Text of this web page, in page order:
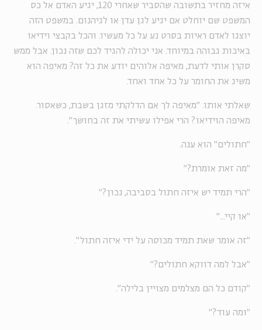
איזה מחזיר בתשובה שהסביר שאחרי 120, יגיע האדם אל כס
המשפט שם יוחלט אם יגיע לגן עדן או לגיהנום. במשפט הזה
יוצגו לאדם ראיות בסרט נע על כל מעשיו. והכל בקבצי וידיאו
באיכות גבוהה במיוחד. אני יכולה להגיד לכם שזה נכון. אבל ממש
סקרן אותי לדעת, מאיפה אלוהים יודע את כל זה? מאיפה הוא
משיג את החומר על כל אחד ואחד.
שאלתי אותו. "מאיפה לך אם הדלקתי מזגן בשבת, כשאסור.
מאיפה הוידיאו? הרי אפילו עשיתי את זה בחושך".
"חתולים" הוא ענה.
"מה זאת אומרת?"
"הרי תמיד יש איזה חתול בסביבה, נכון?"
"או קיי..."
"זה אומר שאת תמיד מכוסה על ידי איזה חתול".
"אבל למה דווקא חתולים?"
"קודם כל הם מצלמים מצויין בלילה".
"ומה עוד?"